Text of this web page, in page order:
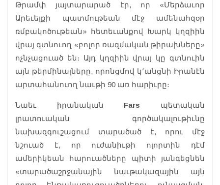
Թրամփ յայտարարած էր, որ «Մերձաւոր
Արեւելքի պատմութեան մէջ ամենահզօր
ռմբակոծութեան» հետեւանքով Խարկ կղզիին
վրայ գտնուող «բոլոր ռազմական թիրախները»
ոչնչացուած են։ Այդ կղզիին վրայ կը գտնուին
այն թերմինալները, որոնցմով կ՚անցնի Իրանէն
արտահանուող նաւթի 90 առ հարիւրը։
Նաեւ իրանական Fars պետական
լրատուական գործակալութիւնը
նախազգուշացում տարածած է, որու մէջ
նշուած է, որ ուժանիւթի ոլորտին դէմ
ամերիկեան հարուածները պիտի յանգեցնեն
«տարածաշրջանային նաւթակազային այն